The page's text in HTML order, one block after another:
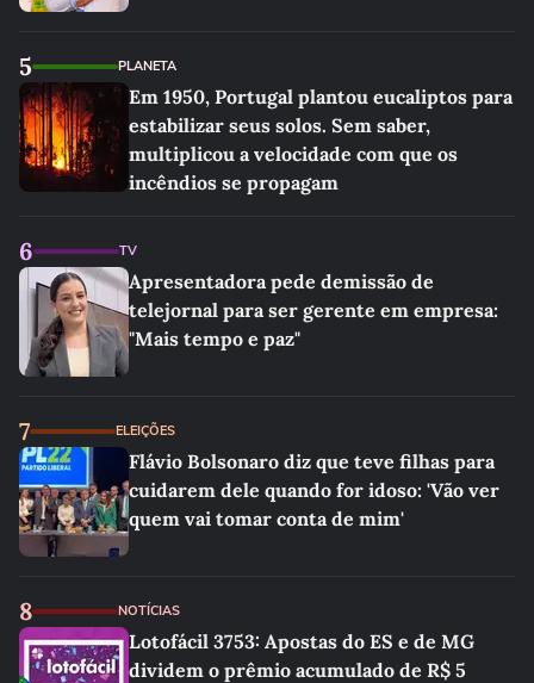
5 PLANETA
Em 1950, Portugal plantou eucaliptos para
estabilizar seus solos. Sem saber,
multiplicou a velocidade com que os
incêndios se propagam
6 TV
Apresentadora pede demissão de
telejornal para ser gerente em empresa:
"Mais tempo e paz"
7 ELEIÇÕES
Flávio Bolsonaro diz que teve filhas para
cuidarem dele quando for idoso: 'Vão ver
quem vai tomar conta de mim'
8 NOTÍCIAS
Lotofácil 3753: Apostas do ES e de MG
dividem o prêmio acumulado de R$ 5